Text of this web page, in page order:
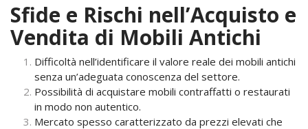
Sfide e Rischi nell’Acquisto e
Vendita di Mobili Antichi
Difficoltà nell’identificare il valore reale dei mobili antichi
senza un’adeguata conoscenza del settore.
Possibilità di acquistare mobili contraffatti o restaurati
in modo non autentico.
Mercato spesso caratterizzato da prezzi elevati che